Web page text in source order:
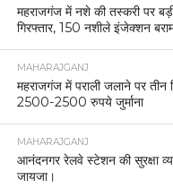
महराजगंज में नशे की तस्करी पर बड़ी
गिरफ्तार, 150 नशीले इंजेक्शन
MAHARAJGANJ
महराजगंज में पराली जलाने पर
2500-2500 रुपये जुर्माना
MAHARAJGANJ
आनंदनगर रेलवे स्टेशन की सुरक्षा
जायजा।